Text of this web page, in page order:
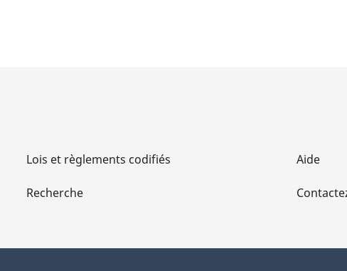
Lois et règlements codifiés
Recherche
Aide